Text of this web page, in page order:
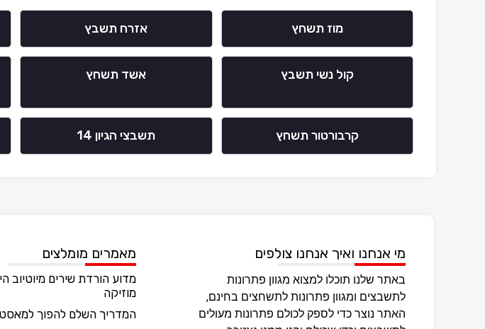
מוז תשחץ אזרח תשבץ
קול נשי תשבץ אשד תשחץ
קרבורטור תשחץ תשבצי הגיון 14
מי אנחנו ואיך אנחנו צולפים
באתר שלנו תוכלו למצוא מגוון פתרונות
לתשבצים ומגוון פתרונות לתשחצים בחינם,
האתר נוצר כדי לספק לכולם פתרונות מעולים
מאמרים מומלצים
מדוע הורדת שירים מיוטיוב
מוזיקה
המדריך השלם להפוך